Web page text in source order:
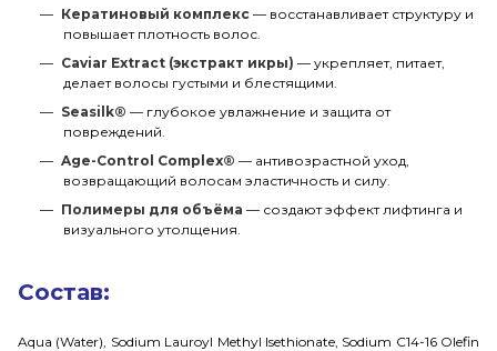
Кератиновый комплекс — восстанавливает структуру и
повышает плотность волос.
Caviar Extract (экстракт икры) — укрепляет, питает,
делает волосы густыми и блестящими.
Seasilk® — глубокое увлажнение и защита от
повреждений.
Age-Control Complex® — антивозрастной уход,
возвращающий волосам эластичность и силу.
Полимеры для объёма — создают эффект лифтинга и
визуального утолщения.
Состав:
Aqua (Water), Sodium Lauroyl Methyl Isethionate, Sodium C14-16 Olefin